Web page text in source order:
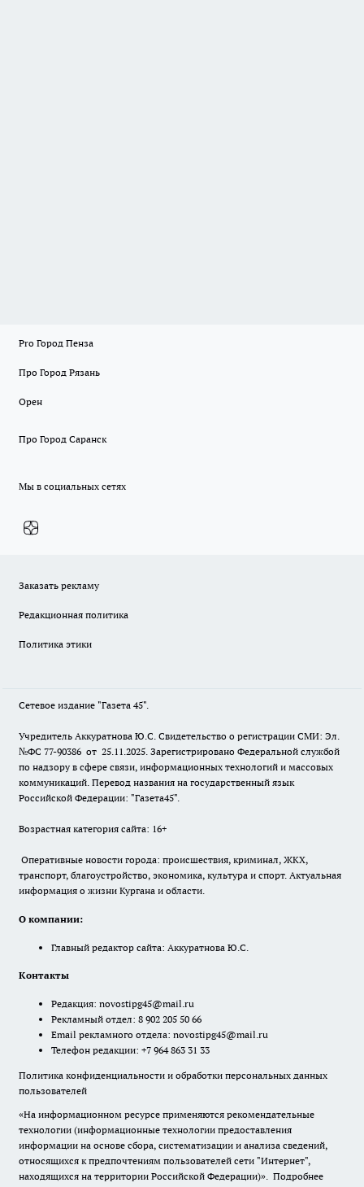
Pro Город Пенза
Про Город Рязань
Орен
Про Город Саранск
Мы в социальных сетях
Заказать рекламу
Редакционная политика
Политика этики
Сетевое издание "Газета 45".
Учредитель Аккуратнова Ю.С. Свидетельство о регистрации СМИ: Эл.
№ФС 77-90386 от 25.11.2025. Зарегистрировано Федеральной службой
по надзору в сфере связи, информационных технологий и массовых
коммуникаций. Перевод названия на государственный язык
Российской Федерации: "Газета45".
Возрастная категория сайта: 16+
Оперативные новости города: происшествия, криминал, ЖКХ,
транспорт, благоустройство, экономика, культура и спорт. Актуальная
информация о жизни Кургана и области.
О компании:
Главный редактор сайта: Аккуратнова Ю.С.
Контакты
Редакция: novostipg45@mail.ru
Рекламный отдел: 8 902 205 50 66
Email рекламного отдела: novostipg45@mail.ru
Телефон редакции: +7 964 863 31 33
Политика конфиденциальности и обработки персональных данных
пользователей
«На информационном ресурсе применяются рекомендательные
технологии (информационные технологии предоставления
информации на основе сбора, систематизации и анализа сведений,
относящихся к предпочтениям пользователей сети "Интернет",
находящихся на территории Российской Федерации)». Подробнее